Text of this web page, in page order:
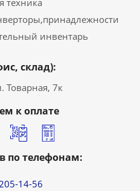
техника
инвентарь
склад):
Товарная, 7к
к оплате
по телефонам:
14-56